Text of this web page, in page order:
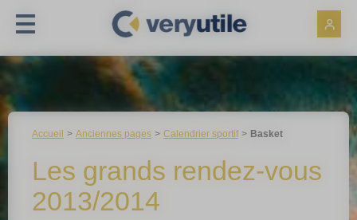
Accueil Anciennes pages Calendrier sportif Basket
Les grands rendez-vous
2013/2014